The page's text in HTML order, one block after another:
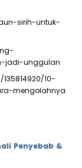
sirih-untuk-
jadi-unggulan
10-
mengolahnya
Penyebab &